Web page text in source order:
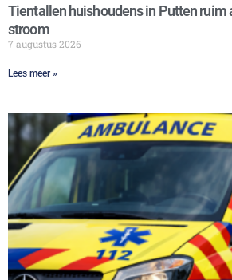
Tientallen huishoudens in Putten ruim
stroom
7 augustus 2026
Lees meer »